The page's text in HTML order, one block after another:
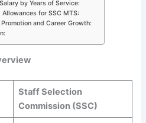
by Years of Service:
Allowances for SSC MTS:
and Career Growth:
Staff Selection
Commission (SSC)